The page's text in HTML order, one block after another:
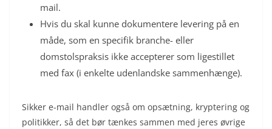
mail.
Hvis du skal kunne dokumentere levering på en
måde, som en specifik branche- eller
domstolspraksis ikke accepterer som ligestillet
med fax (i enkelte udenlandske sammenhænge).
Sikker e-mail handler også om opsætning, kryptering og
politikker, så det bør tænkes sammen med jeres øvrige